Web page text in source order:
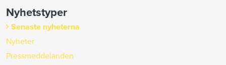
Nyhetstyper
Senaste nyheterna
Nyheter
Pressmeddelanden